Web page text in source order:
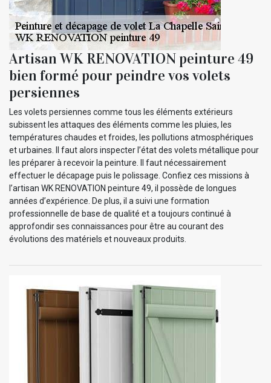
Artisan WK RENOVATION peinture 49
bien formé pour peindre vos volets
persiennes
Les volets persiennes comme tous les éléments extérieurs
subissent les attaques des éléments comme les pluies, les
températures chaudes et froides, les pollutions atmosphériques
et urbaines. Il faut alors inspecter l’état des volets métallique pour
les préparer à recevoir la peinture. Il faut nécessairement
effectuer le décapage puis le polissage. Confiez ces missions à
l’artisan WK RENOVATION peinture 49, il possède de longues
années d’expérience. De plus, il a suivi une formation
professionnelle de base de qualité et a toujours continué à
approfondir ses connaissances pour être au courant des
évolutions des matériels et nouveaux produits.